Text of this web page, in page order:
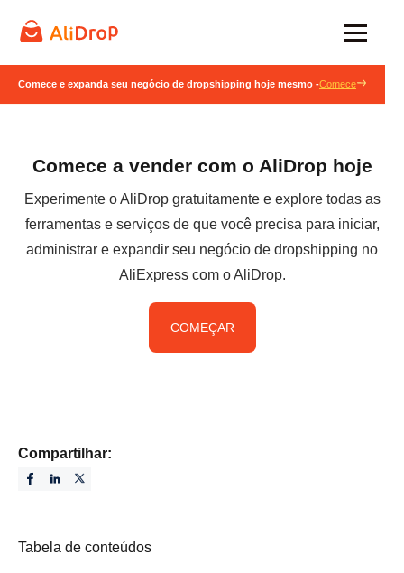
Comece e expanda seu negócio de dropshipping hoje mesmo -Comece
Comece a vender com o AliDrop hoje
Experimente o AliDrop gratuitamente e explore todas as
ferramentas e serviços de que você precisa para iniciar,
administrar e expandir seu negócio de dropshipping no
AliExpress com o AliDrop.
COMEÇAR
Compartilhar:
Tabela de conteúdos